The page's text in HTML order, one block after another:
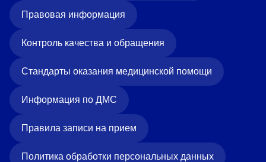
Правовая информация
Контроль качества и обращения
Стандарты оказания медицинской помощи
Информация по ДМС
Правила записи на прием
Политика обработки персональных данных